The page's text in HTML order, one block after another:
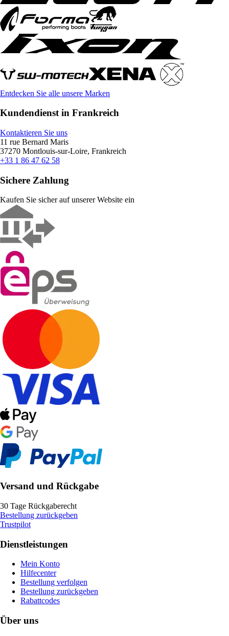
Entdecken Sie alle unsere Marken
Kundendienst in Frankreich
Kontaktieren Sie uns
11 rue Bernard Maris
37270 Montlouis-sur-Loire, Frankreich
+33 1 86 47 62 58
Sichere Zahlung
Kaufen Sie sicher auf unserer Website ein
Versand und Rückgabe
30 Tage Rückgaberecht
Bestellung zurückgeben
Trustpilot
Dienstleistungen
Mein Konto
Hilfecenter
Bestellung verfolgen
Bestellung zurückgeben
Rabattcodes
Über uns